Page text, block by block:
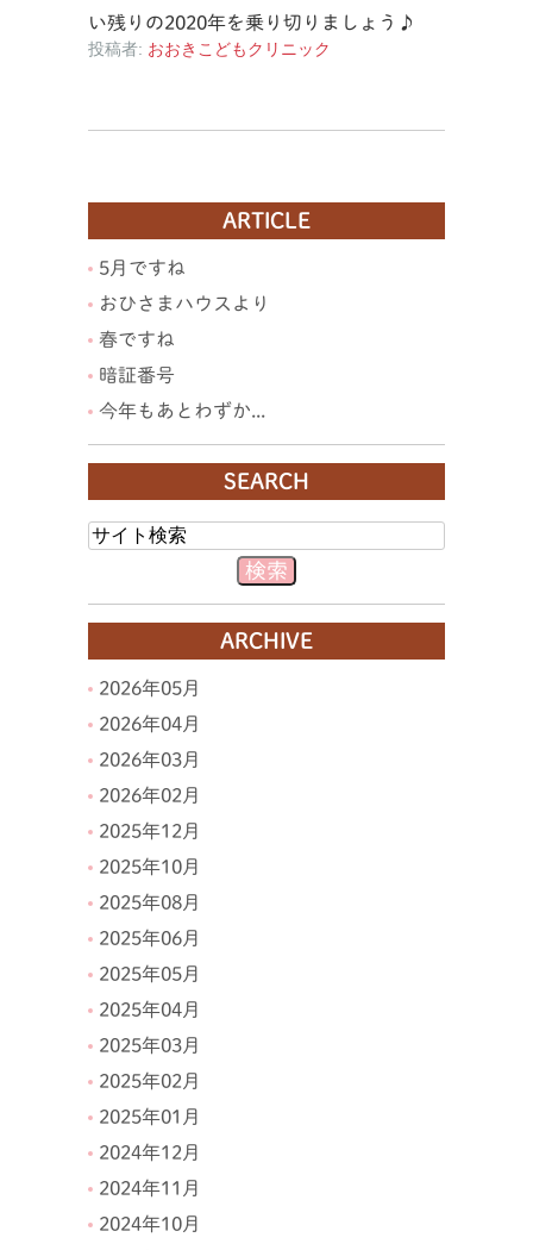
い残りの2020年を乗り切りましょう♪
投稿者: おおきこどもクリニック
ARTICLE
5月ですね
おひさまハウスより
春ですね
暗証番号
今年もあとわずか...
SEARCH
ARCHIVE
2026年05月
2026年04月
2026年03月
2026年02月
2025年12月
2025年10月
2025年08月
2025年06月
2025年05月
2025年04月
2025年03月
2025年02月
2025年01月
2024年12月
2024年11月
2024年10月